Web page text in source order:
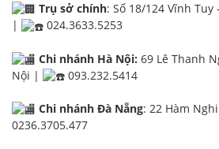
Trụ sở chính: Số 18/124 Vĩnh Tuy
|
024.3633.5253
Chi nhánh Hà Nội: 69 Lê Thanh
Nội |
093.232.5414
Chi nhánh Đà Nẵng: 22 Hàm
0236.3705.477